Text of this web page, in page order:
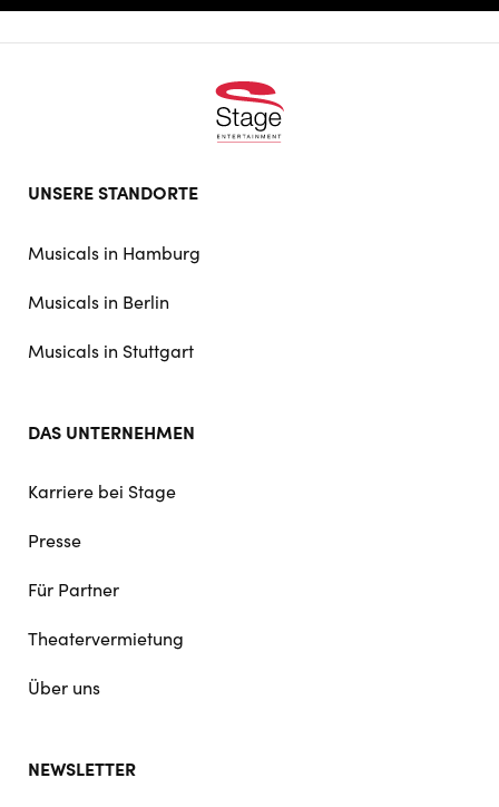
UNSERE STANDORTE
Musicals in Hamburg
Musicals in Berlin
Musicals in Stuttgart
DAS UNTERNEHMEN
Karriere bei Stage
Presse
Für Partner
Theatervermietung
Über uns
NEWSLETTER